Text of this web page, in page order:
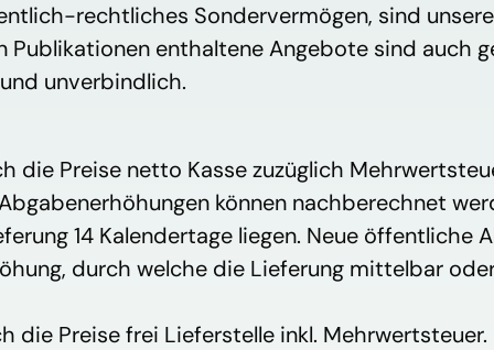
rechtliches Sondervermögen, sind
Publikationen enthaltene Angebote sind auch
unverbindlich.
die Preise netto Kasse zuzüglich
können nachberechnet
14 Kalendertage liegen. Neue öffentliche
durch welche die Lieferung mittelbar
die Preise frei Lieferstelle inkl. Mehrwertsteuer.